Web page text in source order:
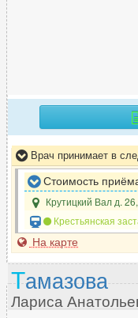
Врач принимает в
Стоимость
Крутицкий Вал д.
Крестьянская
На карте
Тамазова
Лариса